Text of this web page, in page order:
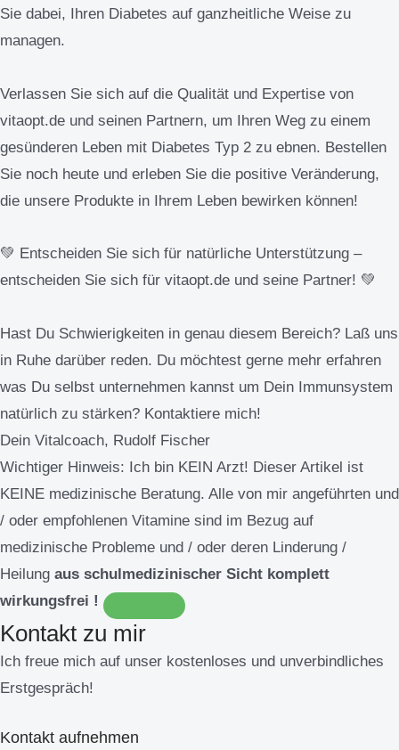
Sie dabei, Ihren Diabetes auf ganzheitliche Weise zu
managen.
Verlassen Sie sich auf die Qualität und Expertise von
vitaopt.de und seinen Partnern, um Ihren Weg zu einem
gesünderen Leben mit Diabetes Typ 2 zu ebnen. Bestellen
Sie noch heute und erleben Sie die positive Veränderung,
die unsere Produkte in Ihrem Leben bewirken können!
💚 Entscheiden Sie sich für natürliche Unterstützung –
entscheiden Sie sich für vitaopt.de und seine Partner! 💚
Hast Du Schwierigkeiten in genau diesem Bereich? Laß uns
in Ruhe darüber reden. Du möchtest gerne mehr erfahren
was Du selbst unternehmen kannst um Dein Immunsystem
natürlich zu stärken? Kontaktiere mich!
Dein Vitalcoach, Rudolf Fischer
Wichtiger Hinweis: Ich bin KEIN Arzt! Dieser Artikel ist
KEINE medizinische Beratung. Alle von mir angeführten und
/ oder empfohlenen Vitamine sind im Bezug auf
medizinische Probleme und / oder deren Linderung /
Heilung aus schulmedizinischer Sicht komplett
wirkungsfrei !
Kontakt zu mir
Ich freue mich auf unser kostenloses und unverbindliches
Erstgespräch!
Kontakt aufnehmen